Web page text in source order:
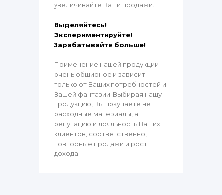
увеличивайте Ваши продажи.
Выделяйтесь!
Экспериментируйте!
Зарабатывайте больше!
Применение нашей продукции
очень обширное и зависит
только от Ваших потребностей и
Вашей фантазии. Выбирая нашу
продукцию, Вы покупаете не
расходные материалы, а
репутацию и лояльность Ваших
клиентов, соответственно,
повторные продажи и рост
дохода.